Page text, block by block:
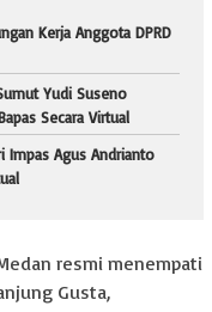
Kerja Anggota DPRD
Yudi Suseno
Secara Virtual
Impas Agus Andrianto
resmi menempati
Gusta,